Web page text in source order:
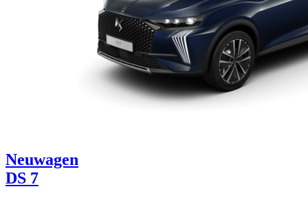
Neuwagen
DS 7